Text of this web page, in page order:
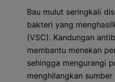
Bau mulut seringkali
bakteri yang
(VSC). Kandungan
membantu menekan
sehingga mengurangi
menghilangkan